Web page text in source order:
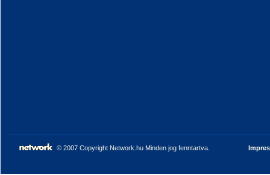
© 2007 Copyright Network.hu Minden jog fenntartva.